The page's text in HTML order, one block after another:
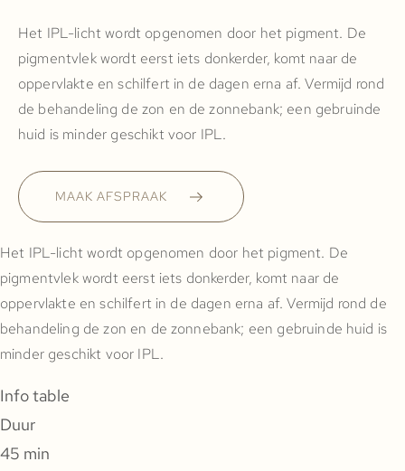
Het IPL-licht wordt opgenomen door het pigment. De
pigmentvlek wordt eerst iets donkerder, komt naar de
oppervlakte en schilfert in de dagen erna af. Vermijd rond
de behandeling de zon en de zonnebank; een gebruinde
huid is minder geschikt voor IPL.
MAAK AFSPRAAK
Het IPL-licht wordt opgenomen door het pigment. De
pigmentvlek wordt eerst iets donkerder, komt naar de
oppervlakte en schilfert in de dagen erna af. Vermijd rond de
behandeling de zon en de zonnebank; een gebruinde huid is
minder geschikt voor IPL.
Info table
Duur
45 min